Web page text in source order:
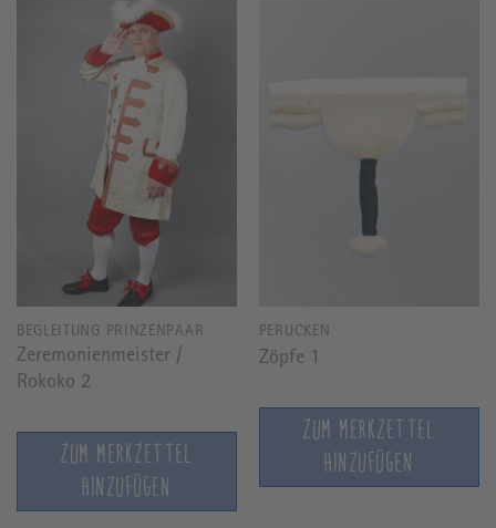
BEGLEITUNG PRINZENPAAR
Zeremonienmeister /
Rokoko 2
ZUM MERKZETTEL
HINZUFÜGEN
PERÜCKEN
Zöpfe 1
ZUM MERKZETTEL
HINZUFÜGEN